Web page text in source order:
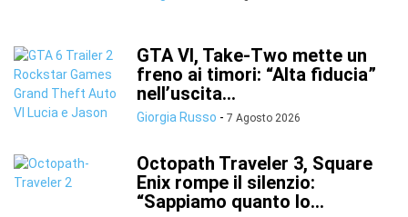
GTA VI, Take-Two mette un
freno ai timori: “Alta fiducia”
nell’uscita...
Giorgia Russo - 7 Agosto 2026
Octopath Traveler 3, Square
Enix rompe il silenzio:
“Sappiamo quanto lo...